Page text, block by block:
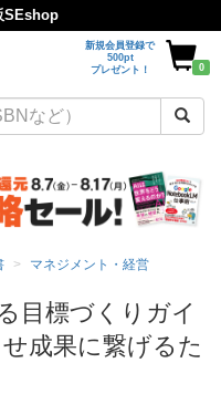
SEshop
新規会員登録で
500pt
プレゼント！
0
マネジメント・経営
目標づくりガイ
成果に繋げるた